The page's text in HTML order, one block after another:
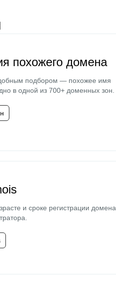
похожего домена
подбором — похожее имя
в одной из 700+ доменных зон.
и сроке регистрации домена,